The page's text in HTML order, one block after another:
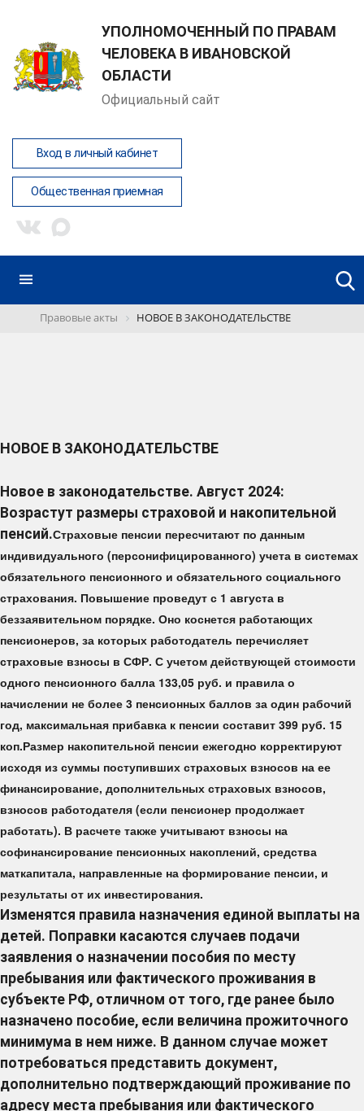
УПОЛНОМОЧЕННЫЙ ПО ПРАВАМ
ЧЕЛОВЕКА В ИВАНОВСКОЙ
ОБЛАСТИ
Официальный сайт
Вход в личный кабинет
Общественная приемная
Правовые акты НОВОЕ В ЗАКОНОДАТЕЛЬСТВЕ
НОВОЕ В ЗАКОНОДАТЕЛЬСТВЕ
Новое в законодательстве. Август 2024:
Возрастут размеры страховой и накопительной
пенсий.Страховые пенсии пересчитают по данным
индивидуального (персонифицированного) учета в системах
обязательного пенсионного и обязательного социального
страхования. Повышение проведут с 1 августа в
беззаявительном порядке. Оно коснется работающих
пенсионеров, за которых работодатель перечисляет
страховые взносы в СФР. С учетом действующей стоимости
одного пенсионного балла 133,05 руб. и правила о
начислении не более 3 пенсионных баллов за один рабочий
год, максимальная прибавка к пенсии составит 399 руб. 15
коп.Размер накопительной пенсии ежегодно корректируют
исходя из суммы поступивших страховых взносов на ее
финансирование, дополнительных страховых взносов,
взносов работодателя (если пенсионер продолжает
работать). В расчете также учитывают взносы на
софинансирование пенсионных накоплений, средства
маткапитала, направленные на формирование пенсии, и
результаты от их инвестирования.
Изменятся правила назначения единой выплаты на
детей. Поправки касаются случаев подачи
заявления о назначении пособия по месту
пребывания или фактического проживания в
субъекте РФ, отличном от того, где ранее было
назначено пособие, если величина прожиточного
минимума в нем ниже. В данном случае может
потребоваться представить документ,
дополнительно подтверждающий проживание по
адресу места пребывания или фактического